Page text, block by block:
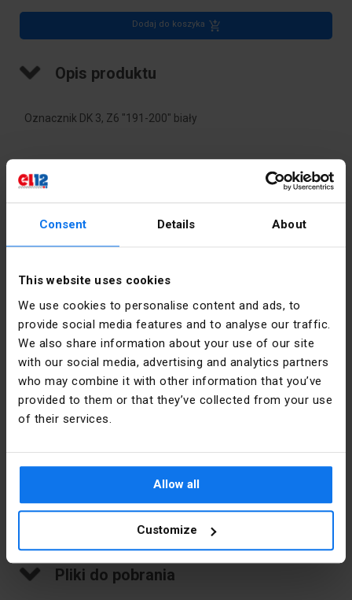
Consent Details About
This website uses cookies
We use cookies to personalise content and ads, to
provide social media features and to analyse our traffic.
We also share information about your use of our site
with our social media, advertising and analytics partners
who may combine it with other information that you’ve
provided to them or that they’ve collected from your use
of their services.
Allow all
Customize
Dodaj do koszyka
Opis produktu
Oznacznik DK 3, Z6 "191-200" biały
Kolor Biały
PKWIU 27.33.13.0
Nadruk Cyfry
Kierunek
kodowania
Poziomy
Rozstaw
rastra)
3,2 mm
Dane producenta
Producent SIMET S.A.
Jana Pawła
sprzedaz@simet.com.pl
Pliki do pobrania